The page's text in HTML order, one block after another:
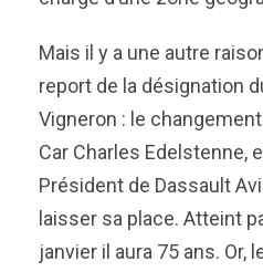
Mais il y a une autre
report de la désignation
Vigneron : le
Car Charles Edelstenne,
Président de Dassault
laisser sa place. Atteint
janvier il aura 75 ans. Or,